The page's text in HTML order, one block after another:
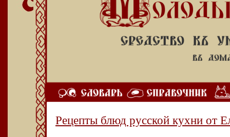
Рецепты блюд русской кухни от